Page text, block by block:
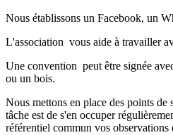
Nous établissons un Facebook, un
L'association vous aide à travailler
Une convention peut être signée
ou un bois.
Nous mettons en place des points
tâche est de s'en occuper
référentiel commun vos observations